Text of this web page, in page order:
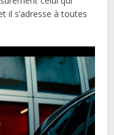
il s’adresse à toutes